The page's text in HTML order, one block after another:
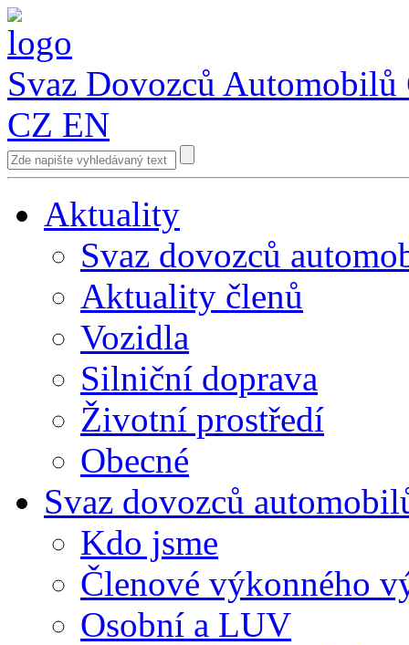
Svaz Dovozců Automobilů
CZ EN
Aktuality
Svaz dovozců
Aktuality členů
Vozidla
Silniční doprava
Životní prostředí
Obecné
Svaz dovozců
Kdo jsme
Členové výkonného
Osobní a LUV